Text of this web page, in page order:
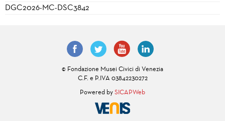
DGC2026-MC-DSC3842
© Fondazione Musei Civici di Venezia
C.F. e P.IVA 03842230272
Powered by SICAPWeb